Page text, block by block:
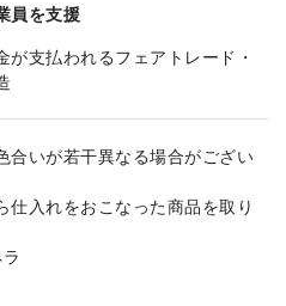
員を支援
支払われるフェアトレード・
いが若干異なる場合がござい
入れをおこなった商品を取り